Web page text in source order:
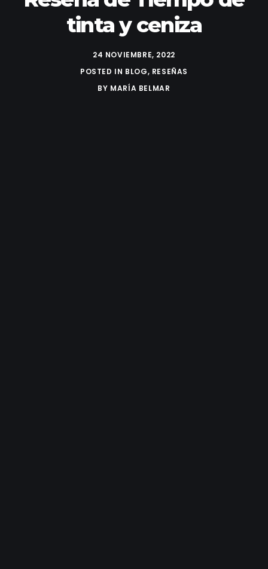
tinta y ceniza
24 NOVIEMBRE, 2022
POSTED IN BLOG, RESEÑAS
BY MARÍA BELMAR